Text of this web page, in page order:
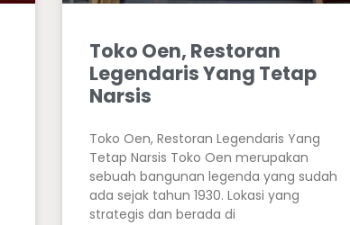
Toko Oen, Restoran
Legendaris Yang Tetap
Narsis
Toko Oen, Restoran Legendaris Yang
Tetap Narsis Toko Oen merupakan
sebuah bangunan legenda yang sudah
ada sejak tahun 1930. Lokasi yang
strategis dan berada di